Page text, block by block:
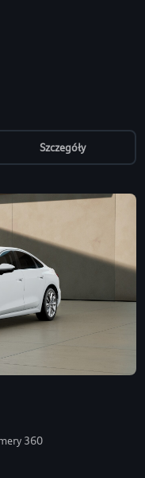
Szczegóły
360